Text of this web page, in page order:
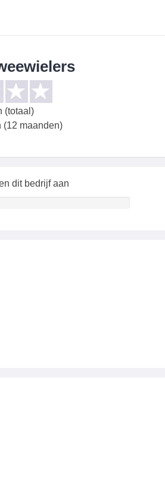
(totaal)
(12 maanden)
dit bedrijf aan